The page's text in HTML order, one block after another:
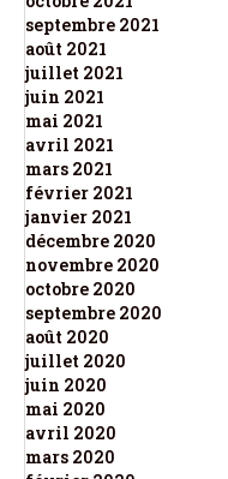
septembre 2021
août 2021
juillet 2021
juin 2021
mai 2021
avril 2021
mars 2021
février 2021
janvier 2021
décembre 2020
novembre 2020
octobre 2020
septembre 2020
août 2020
juillet 2020
juin 2020
mai 2020
avril 2020
mars 2020